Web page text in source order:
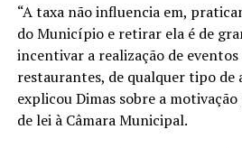
“A taxa não influencia em,
do Município e retirar ela é de
incentivar a realização de eventos
restaurantes, de qualquer tipo de
explicou Dimas sobre a
de lei à Câmara Municipal.